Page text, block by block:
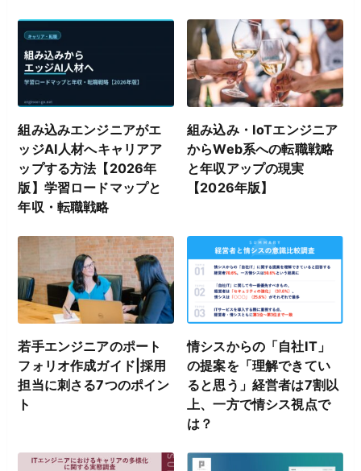
組み込みエンジニアがエ
ッジAI人材へキャリアア
ップする方法【2026年
版】学習ロードマップと
年収・転職戦略
組み込み・IoTエンジニア
からWeb系への転職戦略
と年収アップの現実
【2026年版】
若手エンジニアのポート
フォリオ作成ガイド|採用
担当に刺さる7つのポイン
ト
情シスからの「自社IT」
の提案を「理解できてい
ると思う」経営者は7割以
上、一方で情シス視点で
は？